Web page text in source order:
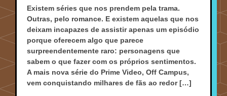
Existem séries que nos prendem pela trama.
Outras, pelo romance. E existem aquelas que nos
deixam incapazes de assistir apenas um episódio
porque oferecem algo que parece
surpreendentemente raro: personagens que
sabem o que fazer com os próprios sentimentos.
A mais nova série do Prime Video, Off Campus,
vem conquistando milhares de fãs ao redor […]